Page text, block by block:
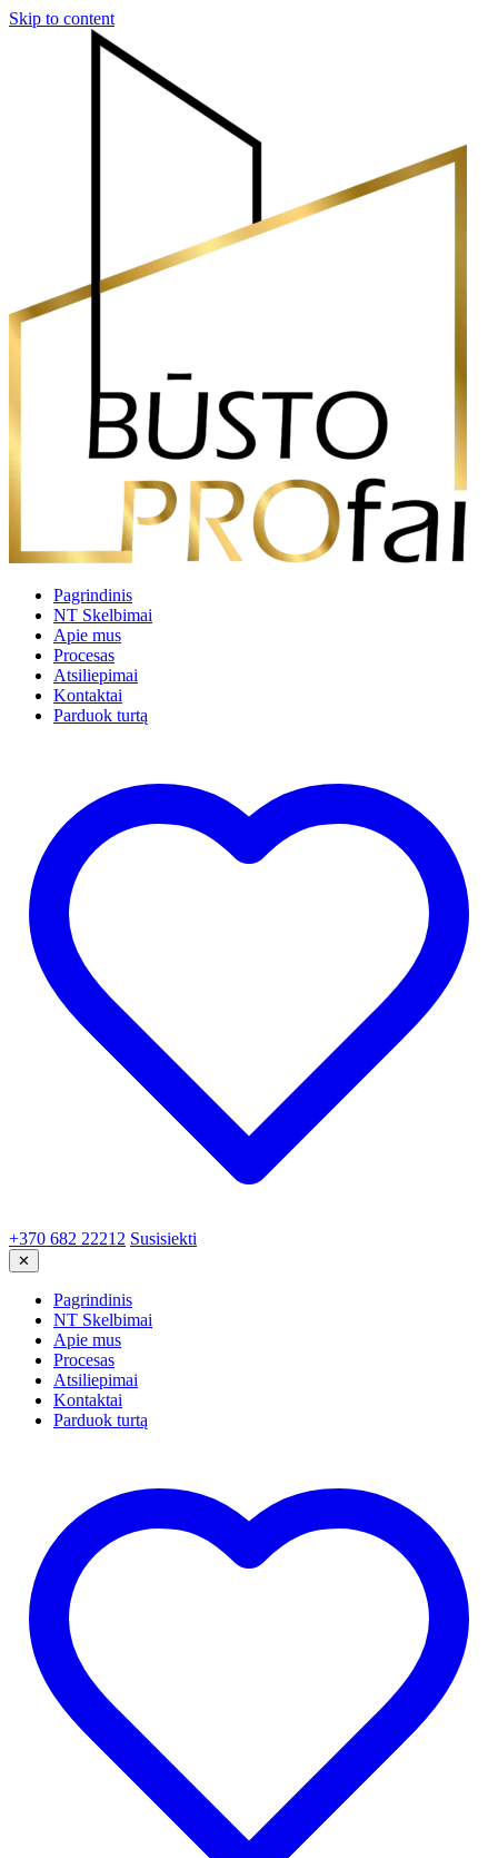
Skip to content
Pagrindinis
NT Skelbimai
Apie mus
Procesas
Atsiliepimai
Kontaktai
Parduok turtą
+370 682 22212 Susisiekti
✕
Pagrindinis
NT Skelbimai
Apie mus
Procesas
Atsiliepimai
Kontaktai
Parduok turtą